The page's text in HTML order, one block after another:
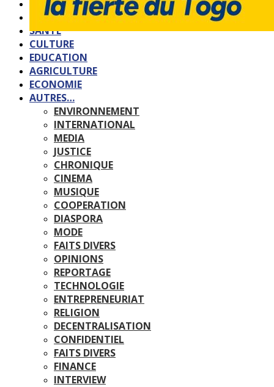
SOCIETE
SPORTS
SANTE
CULTURE
EDUCATION
AGRICULTURE
ECONOMIE
AUTRES…
ENVIRONNEMENT
INTERNATIONAL
MEDIA
JUSTICE
CHRONIQUE
CINEMA
MUSIQUE
COOPERATION
DIASPORA
MODE
FAITS DIVERS
OPINIONS
REPORTAGE
TECHNOLOGIE
ENTREPRENEURIAT
RELIGION
DECENTRALISATION
CONFIDENTIEL
FAITS DIVERS
FINANCE
INTERVIEW